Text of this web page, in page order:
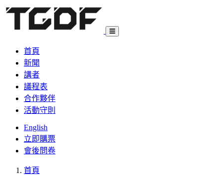
首頁
新聞
講者
議程表
合作夥伴
活動守則
English
立即購票
會後問卷
首頁